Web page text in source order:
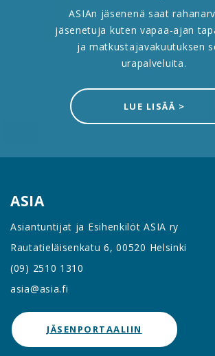
ASIAn jäsenenä saat
jäsenetuja kuten vapaa-ajan
ja matkustajavakuutuksen
urapalveluita.
LUE LISÄÄ >
ASIA
Asiantuntijat ja Esihenkilöt ASIA ry
Rautatieläisenkatu 6, 00520 Helsinki
(09) 2510 1310
asia@asia.fi
JÄSENPORTAALIIN